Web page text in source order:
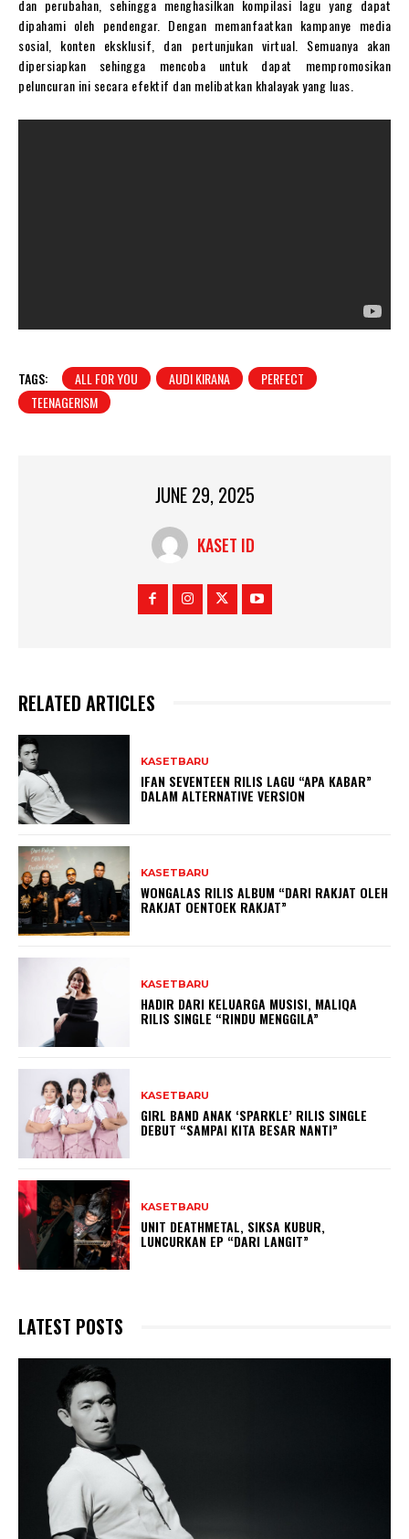
dan perubahan, sehingga menghasilkan kompilasi lagu yang dapat
dipahami oleh pendengar. Dengan memanfaatkan kampanye media
sosial, konten eksklusif, dan pertunjukan virtual. Semuanya akan
dipersiapkan sehingga mencoba untuk dapat mempromosikan
peluncuran ini secara efektif dan melibatkan khalayak yang luas.
TAGS: ALL FOR YOU AUDI KIRANA
PERFECT
TEENAGERISM
JUNE 29, 2025
KASET ID
RELATED ARTICLES
KASETBARU
IFAN SEVENTEEN RILIS LAGU “APA KABAR”
DALAM ALTERNATIVE VERSION
KASETBARU
WONGALAS RILIS ALBUM “DARI RAKJAT OLEH
RAKJAT OENTOEK RAKJAT”
KASETBARU
HADIR DARI KELUARGA MUSISI, MALIQA
RILIS SINGLE “RINDU MENGGILA”
KASETBARU
GIRL BAND ANAK ‘SPARKLE’ RILIS SINGLE
DEBUT “SAMPAI KITA BESAR NANTI”
KASETBARU
UNIT DEATHMETAL, SIKSA KUBUR,
LUNCURKAN EP “DARI LANGIT”
LATEST POSTS